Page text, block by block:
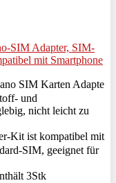
SIM Adapter, SIM-
mit Smartphone
SIM Karten Adapte
und
nicht leicht zu
Kit ist kompatibel mit
SIM, geeignet für
3Stk